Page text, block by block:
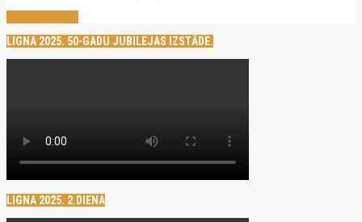
LIGNA 2025. 50-GADU JUBILEJAS IZSTĀDE.
LIGNA 2025. 2.DIENA